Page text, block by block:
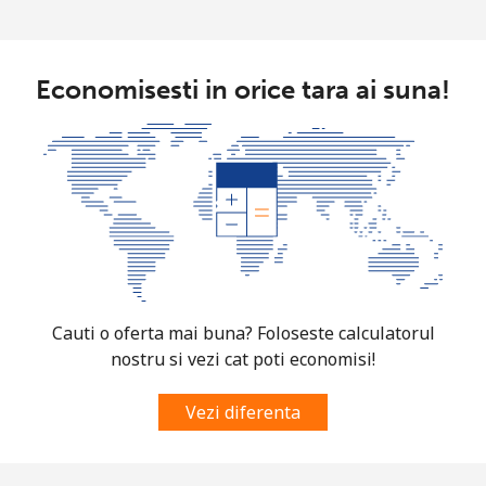
Telefon
⁦30.5¢⁩ 32 min pentru ⁦€10⁩ -
Mobil ⁦36.9¢⁩ 27 min pentru ⁦€10⁩
Economisesti in orice tara ai suna!
Cauti o oferta mai buna? Foloseste calculatorul
nostru si vezi cat poti economisi!
Vezi diferenta